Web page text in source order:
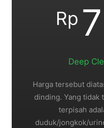
Rp
Deep
Harga tersebut
dinding. Yang tidak
terpisah
duduk/jongkok/